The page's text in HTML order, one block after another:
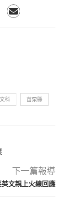
科 苗栗縣
下一篇報導
文親上火線回應